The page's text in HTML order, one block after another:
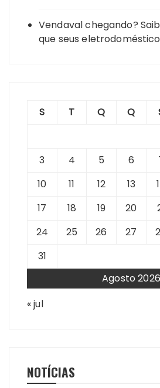
Vendaval chegando?
que seus
Agosto 2026
S T Q Q
3
4 5 6
10
11 12 13
17
18 19 20
24
25 26 27
31
« jul
NOTÍCIAS